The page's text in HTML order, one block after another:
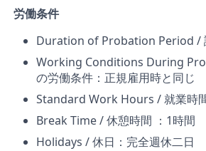
労働条件
Duration of Probation Period /
Working Conditions During
の労働条件：正規雇用時と同じ
Standard Work Hours / 就業時
Break Time / 休憩時間 ：1時間
Holidays / 休日：完全週休二日